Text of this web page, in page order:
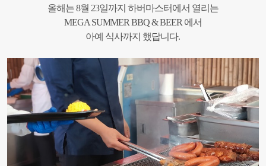
올해는 8월 23일까지 하버마스터에서 열리는
MEGA SUMMER BBQ & BEER 에서
아예 식사까지 했답니다.